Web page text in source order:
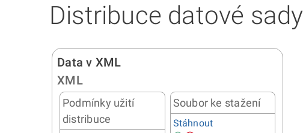
Distribuce datové sady
Data v XML
XML
Podmínky užití
distribuce
Soubor ke stažení
Stáhnout